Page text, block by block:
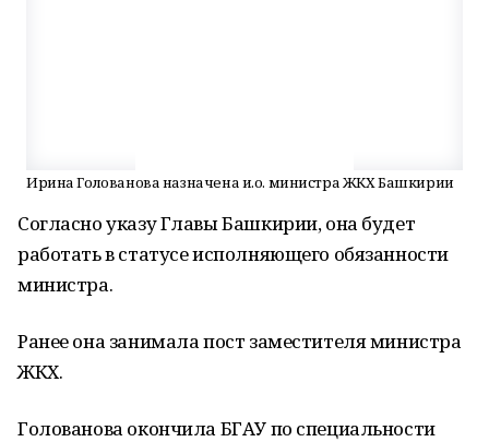
Ирина Голованова назначена и.о. министра ЖКХ Башкирии
Согласно указу Главы Башкирии, она будет
работать в статусе исполняющего обязанности
министра.
Ранее она занимала пост заместителя министра
ЖКХ.
Голованова окончила БГАУ по специальности